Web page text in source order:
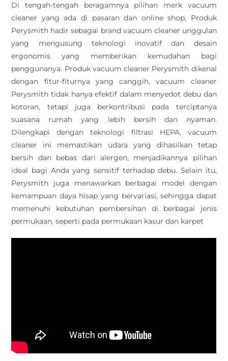
Di tengah-tengah beragamnya pilihan merk vacuum
cleaner yang ada di pasaran dan online shop, Produk
Perysmith hadir sebagai brand vacuum cleaner unggulan
yang mengusung teknologi inovatif dan desain
ergonomis yang memberikan kemudahan bagi
penggunanya. Produk vacuum cleaner Perysmith dikenal
dengan fitur-fiturnya yang canggih, vacuum cleaner
Perysmith tidak hanya efektif dalam menyedot debu dan
kotoran, tetapi juga berkontribusi pada terciptanya
suasana rumah yang lebih bersih dan nyaman.
Dilengkapi dengan teknologi filtrasi HEPA, vacuum
cleaner ini memastikan udara yang dihasilkan tetap
bersih dan bebas dari alergen, menjadikannya pilihan
ideal bagi Anda yang sensitif terhadap debu. Selain itu,
Perysmith juga menawarkan berbagai model dengan
kemampuan daya hisap yang bervariasi, sehingga dapat
memenuhi kebutuhan pembersihan di berbagai jenis
permukaan, seperti pada permukaan kasur dan karpet